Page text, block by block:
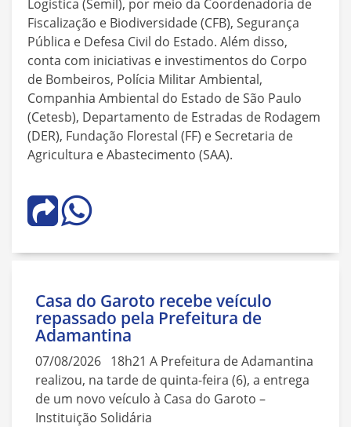
Logística (Semil), por meio da Coordenadoria de
Fiscalização e Biodiversidade (CFB), Segurança
Pública e Defesa Civil do Estado. Além disso,
conta com iniciativas e investimentos do Corpo
de Bombeiros, Polícia Militar Ambiental,
Companhia Ambiental do Estado de São Paulo
(Cetesb), Departamento de Estradas de Rodagem
(DER), Fundação Florestal (FF) e Secretaria de
Agricultura e Abastecimento (SAA).
Casa do Garoto recebe veículo
repassado pela Prefeitura de
Adamantina
07/08/2026 18h21 A Prefeitura de Adamantina
realizou, na tarde de quinta-feira (6), a entrega
de um novo veículo à Casa do Garoto –
Instituição Solidária